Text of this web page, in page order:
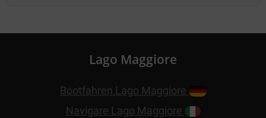
Lago Maggiore
Bootfahren Lago Maggiore
Navigare Lago Maggiore